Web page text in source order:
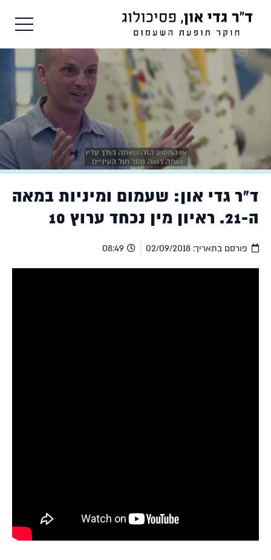
ד"ר גדי און: שעמום ומיניות במאה
ה-21. ראיון מין נכחד ערוץ 10
פורסם בתאריך: 08:49